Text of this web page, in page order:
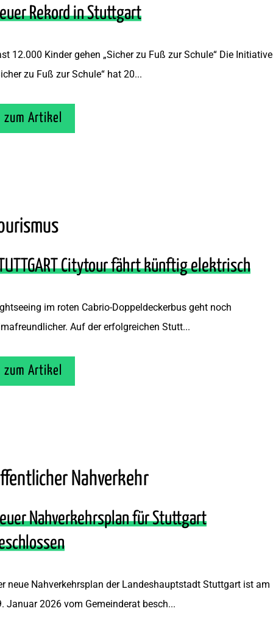
Rekord in Stuttgart
12.000 Kinder gehen „Sicher zu Fuß zur Schule“ Die Initiative
zu Fuß zur Schule“ hat 20...
zum Artikel
Citytour fährt künftig elektrisch
im roten Cabrio-Doppeldeckerbus geht noch
Auf der erfolgreichen Stutt...
zum Artikel
Nahverkehr
Nahverkehrsplan für Stuttgart
neue Nahverkehrsplan der Landeshauptstadt Stuttgart ist am
Januar 2026 vom Gemeinderat besch...